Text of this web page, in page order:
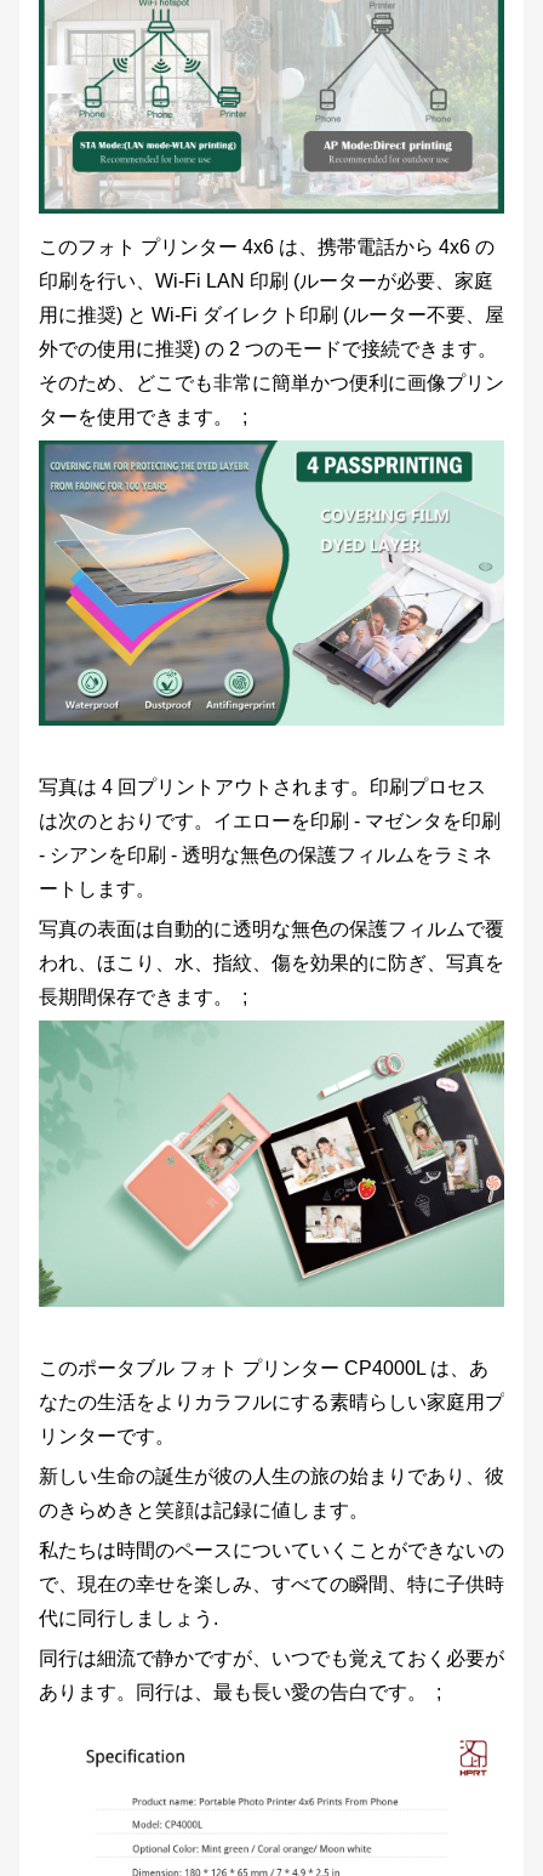
このフォト プリンター 4x6 は、携帯電話から 4x6 の
印刷を行い、Wi-Fi LAN 印刷 (ルーターが必要、家庭
用に推奨) と Wi-Fi ダイレクト印刷 (ルーター不要、屋
外での使用に推奨) の 2 つのモードで接続できます。
そのため、どこでも非常に簡単かつ便利に画像プリン
ターを使用できます。 ;
写真は 4 回プリントアウトされます。印刷プロセス
は次のとおりです。イエローを印刷 - マゼンタを印刷
- シアンを印刷 - 透明な無色の保護フィルムをラミネ
ートします。
写真の表面は自動的に透明な無色の保護フィルムで覆
われ、ほこり、水、指紋、傷を効果的に防ぎ、写真を
長期間保存できます。 ;
このポータブル フォト プリンター CP4000L は、あ
なたの生活をよりカラフルにする素晴らしい家庭用プ
リンターです。
新しい生命の誕生が彼の人生の旅の始まりであり、彼
のきらめきと笑顔は記録に値します。
私たちは時間のペースについていくことができないの
で、現在の幸せを楽しみ、すべての瞬間、特に子供時
代に同行しましょう.
同行は細流で静かですが、いつでも覚えておく必要が
あります。同行は、最も長い愛の告白です。 ;